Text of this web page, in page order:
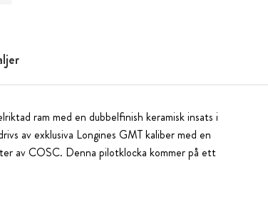
ram med en dubbelfinish keramisk insats i
av exklusiva Longines GMT kaliber med en
av COSC. Denna pilotklocka kommer på ett